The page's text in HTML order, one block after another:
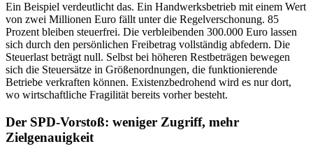
Ein Beispiel verdeutlicht das. Ein Handwerksbetrieb mit einem Wert
von zwei Millionen Euro fällt unter die Regelverschonung. 85
Prozent bleiben steuerfrei. Die verbleibenden 300.000 Euro lassen
sich durch den persönlichen Freibetrag vollständig abfedern. Die
Steuerlast beträgt null. Selbst bei höheren Restbeträgen bewegen
sich die Steuersätze in Größenordnungen, die funktionierende
Betriebe verkraften können. Existenzbedrohend wird es nur dort,
wo wirtschaftliche Fragilität bereits vorher besteht.
Der SPD-Vorstoß: weniger Zugriff, mehr
Zielgenauigkeit